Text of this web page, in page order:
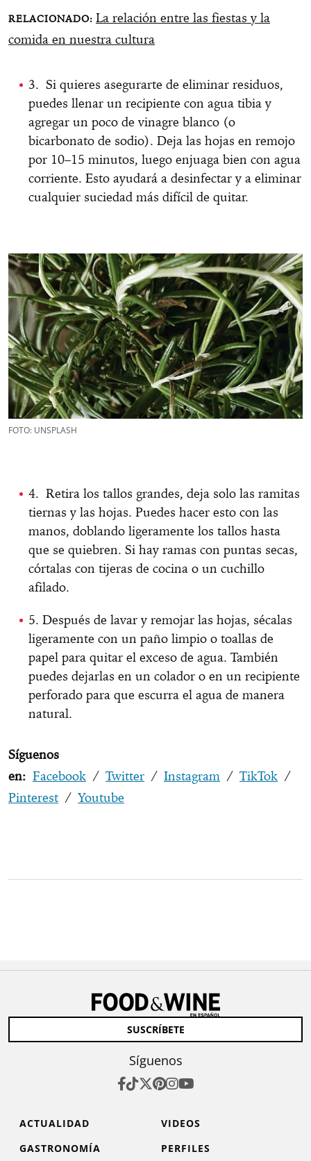
La relación entre las fiestas y la
comida en nuestra cultura
3. Si quieres asegurarte de eliminar residuos,
puedes llenar un recipiente con agua tibia y
agregar un poco de vinagre blanco (o
bicarbonato de sodio). Deja las hojas en remojo
por 10–15 minutos, luego enjuaga bien con agua
corriente. Esto ayudará a desinfectar y a eliminar
cualquier suciedad más difícil de quitar.
FOTO: UNSPLASH
4. Retira los tallos grandes, deja solo las ramitas
tiernas y las hojas. Puedes hacer esto con las
manos, doblando ligeramente los tallos hasta
que se quiebren. Si hay ramas con puntas secas,
córtalas con tijeras de cocina o un cuchillo
afilado.
5. Después de lavar y remojar las hojas, sécalas
ligeramente con un paño limpio o toallas de
papel para quitar el exceso de agua. También
puedes dejarlas en un colador o en un recipiente
perforado para que escurra el agua de manera
natural.
Síguenos
en: Facebook / Twitter / Instagram / TikTok /
Pinterest / Youtube
SUSCRÍBETE
Síguenos
ACTUALIDAD
VIDEOS
GASTRONOMÍA
PERFILES